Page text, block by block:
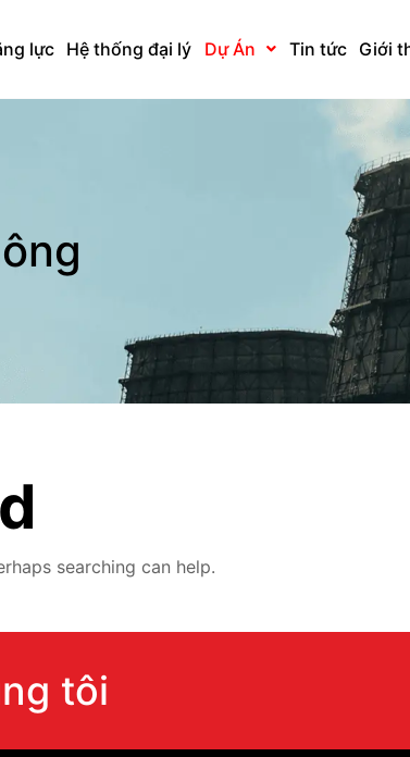
lực Hệ thống đại lý Dự Án Tin tức Giới
searching can help.
tôi